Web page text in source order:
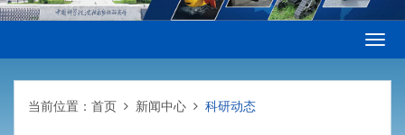
当前位置： 首页 新闻中心 科研动态